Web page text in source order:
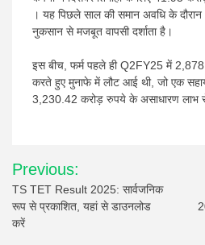
। यह पिछले साल की समान अवधि के
नुकसान से मजबूत वापसी दर्शाता है।
इस बीच, फर्म पहले ही Q2FY25 में
करते हुए मुनाफे में लौट आई थी, जो एक
3,230.42 करोड़ रुपये के असाधारण लाभ
Post
navigation
Previous:
TS TET Result 2025: सार्वजनिक
रूप से प्रकाशित, यहां से डाउनलोड
करें